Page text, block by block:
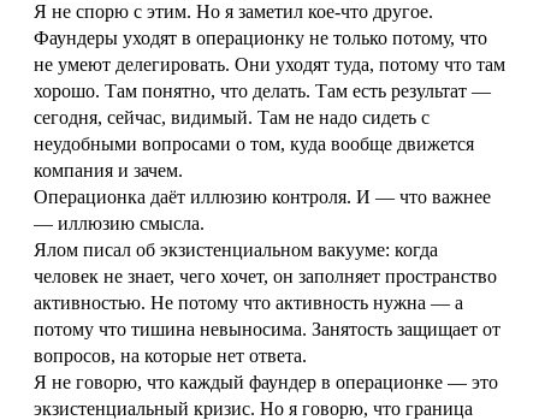
Я не спорю с этим. Но я заметил кое-что другое.
Фаундеры уходят в операционку не только потому, что
не умеют делегировать. Они уходят туда, потому что там
хорошо. Там понятно, что делать. Там есть результат —
сегодня, сейчас, видимый. Там не надо сидеть с
неудобными вопросами о том, куда вообще движется
компания и зачем.
Операционка даёт иллюзию контроля. И — что важнее
— иллюзию смысла.
Ялом писал об экзистенциальном вакууме: когда
человек не знает, чего хочет, он заполняет пространство
активностью. Не потому что активность нужна — а
потому что тишина невыносима. Занятость защищает от
вопросов, на которые нет ответа.
Я не говорю, что каждый фаундер в операционке — это
экзистенциальный кризис. Но я говорю, что граница